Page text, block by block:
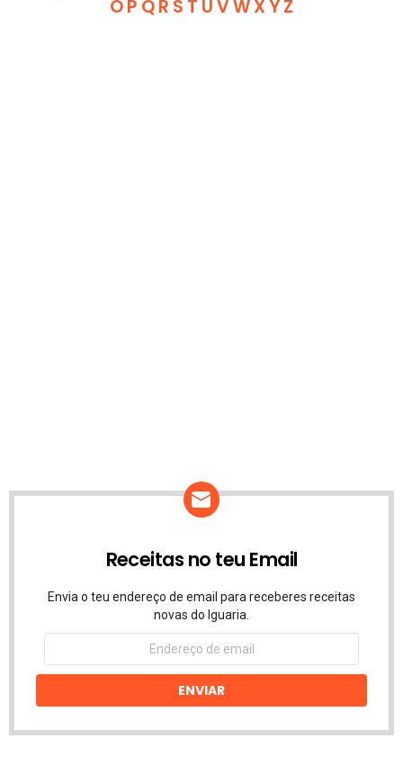
OP Q R S T UVW XY Z
Receitas no teu Email
Envia o teu endereço de email para receberes receitas
novas do Iguaria.
Endereço
email
ENVIAR